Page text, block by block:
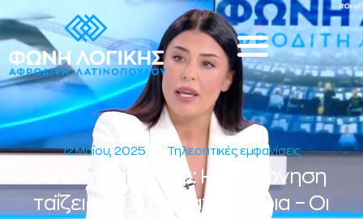
12 Μαΐου, 2025 Τηλεοπτικές εμφανίσεις
Α.Λατινοπούλου: Η κυβέρνηση
ταΐζει ΜΚΟ με εκατομμύρια – Οι